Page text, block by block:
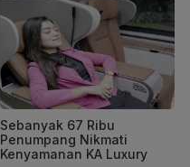
Sebanyak 67 Ribu
Penumpang Nikmati
Kenyamanan KA Luxury